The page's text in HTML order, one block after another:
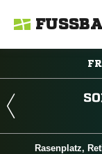
Rasenplatz,